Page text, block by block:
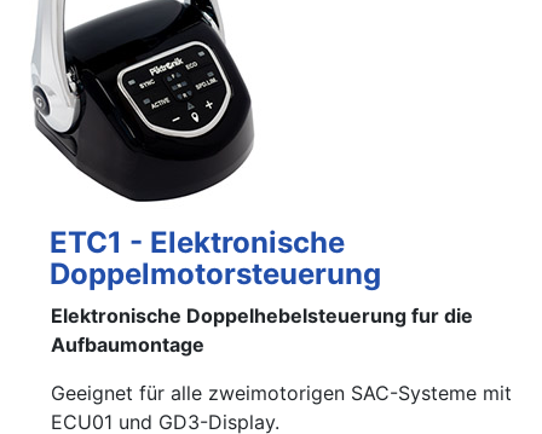
ETC1 - Elektronische
Doppelmotorsteuerung
Elektronische Doppelhebelsteuerung fur die
Aufbaumontage
Geeignet für alle zweimotorigen SAC-Systeme mit
ECU01 und GD3-Display.